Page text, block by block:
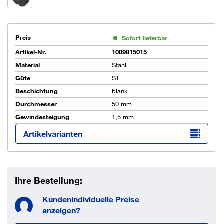
Preis
Sofort lieferbar
Artikel-Nr.
1009815015
Material
Stahl
Güte
ST
Beschichtung
blank
Durchmesser
50 mm
Gewindesteigung
1,5 mm
Artikelvarianten
Ihre Bestellung:
Kundenindividuelle Preise
anzeigen?